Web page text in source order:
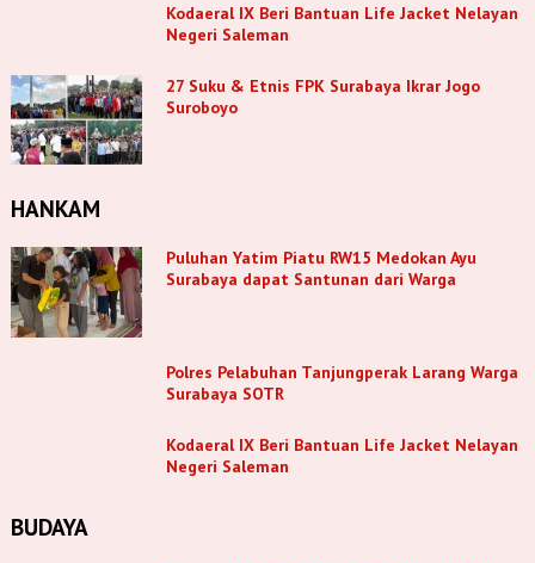
Kodaeral IX Beri Bantuan Life Jacket Nelayan
Negeri Saleman
27 Suku & Etnis FPK Surabaya Ikrar Jogo
Suroboyo
HANKAM
Puluhan Yatim Piatu RW15 Medokan Ayu
Surabaya dapat Santunan dari Warga
Polres Pelabuhan Tanjungperak Larang Warga
Surabaya SOTR
Kodaeral IX Beri Bantuan Life Jacket Nelayan
Negeri Saleman
BUDAYA